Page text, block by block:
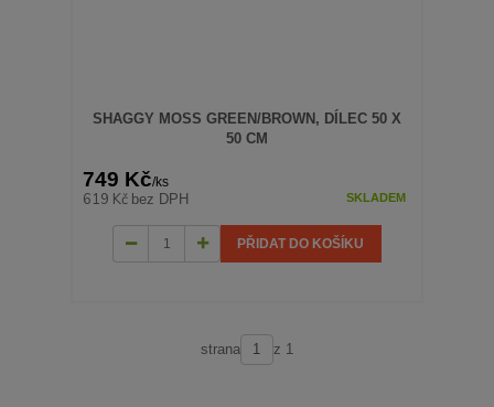
SHAGGY MOSS GREEN/BROWN, DÍLEC 50 X
50 CM
749 Kč/ks
619 Kč bez DPH SKLADEM
PŘIDAT DO KOŠÍKU
strana z 1